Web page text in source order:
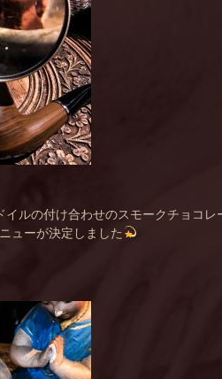
ルの付け合わせのスモークチョコレ
ューが決定しました